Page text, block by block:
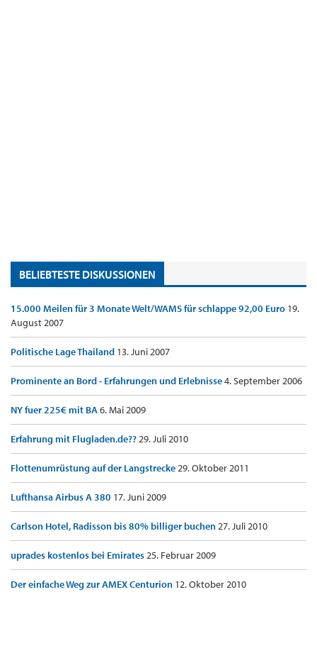
BELIEBTESTE DISKUSSIONEN
15.000 Meilen für 3 Monate Welt/WAMS für schlappe 92,00 Euro 19.
August 2007
Politische Lage Thailand 13. Juni 2007
Prominente an Bord - Erfahrungen und Erlebnisse4. September 2006
NY fuer 225€ mit BA6. Mai 2009
Erfahrung mit Flugladen.de??29. Juli 2010
Flottenumrüstung auf der Langstrecke29. Oktober 2011
Lufthansa Airbus A 380 17. Juni 2009
Carlson Hotel, Radisson bis 80% billiger buchen27. Juli 2010
uprades kostenlos bei Emirates25. Februar 2009
Der einfache Weg zur AMEX Centurion 12. Oktober 2010